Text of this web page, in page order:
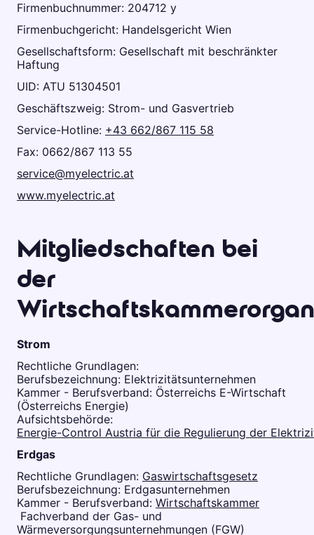
Firmenbuchnummer: 204712 y
Firmenbuchgericht: Handelsgericht Wien
Gesellschaftsform: Gesellschaft mit beschränkter
Haftung
UID: ATU 51304501
Geschäftszweig: Strom- und Gasvertrieb
Service-Hotline: +43 662/867 115 58
Fax: 0662/867 113 55
service@myelectric.at
www.myelectric.at
Mitgliedschaften bei
der
Strom
Rechtliche Grundlagen:
Berufsbezeichnung: Elektrizitätsunternehmen
Kammer - Berufsverband: Österreichs E-Wirtschaft
(Österreichs Energie)
Aufsichtsbehörde:
Energie-Control Austria für die Regulierung der
Erdgas
Rechtliche Grundlagen: Gaswirtschaftsgesetz
Berufsbezeichnung: Erdgasunternehmen
Kammer - Berufsverband: Wirtschaftskammer
Fachverband der Gas- und
Wärmeversorgungsunternehmungen (FGW)